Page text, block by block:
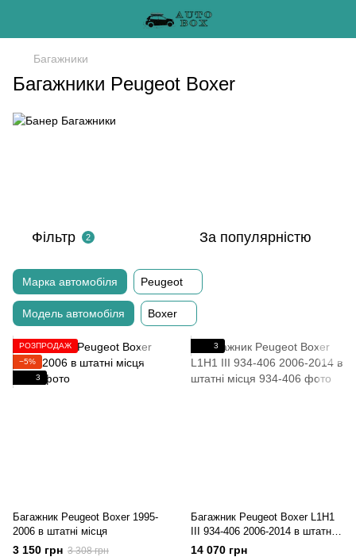
Багажники
Багажники Peugeot Boxer
Фільтр 2 За популярністю
Марка автомобіля Peugeot
Модель автомобіля Boxer
РОЗПРОДАЖ
−5%
3
Багажник Peugeot Boxer 1995-
2006 в штатні місця
3 150 грн 3 308 грн
3
Багажник Peugeot Boxer L1H1
III 934-406 2006-2014 в штатні
місця
14 070 грн